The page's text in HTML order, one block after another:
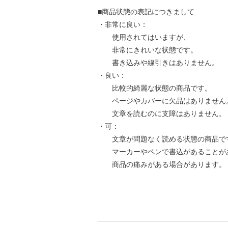
■商品状態の表記につきまして
・非常に良い：
使用されてはいますが、
非常にきれいな状態です。
書き込みや線引きはありません。
・良い：
比較的綺麗な状態の商品です。
ページやカバーに欠品はありません
文章を読むのに支障はありません。
・可：
文章が問題なく読める状態の商品で
マーカーやペンで書込があることが
商品の痛みがある場合があります。